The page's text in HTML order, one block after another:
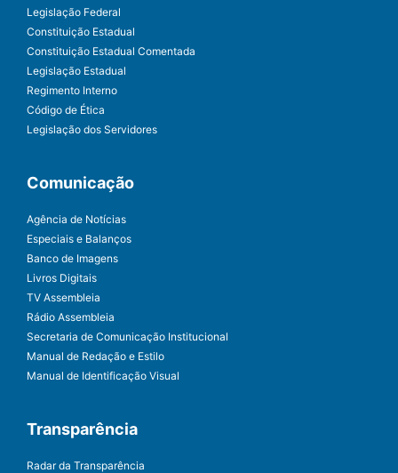
Legislação Federal
Constituição Estadual
Constituição Estadual Comentada
Legislação Estadual
Regimento Interno
Código de Ética
Legislação dos Servidores
Comunicação
Agência de Notícias
Especiais e Balanços
Banco de Imagens
Livros Digitais
TV Assembleia
Rádio Assembleia
Secretaria de Comunicação Institucional
Manual de Redação e Estilo
Manual de Identificação Visual
Transparência
Radar da Transparência